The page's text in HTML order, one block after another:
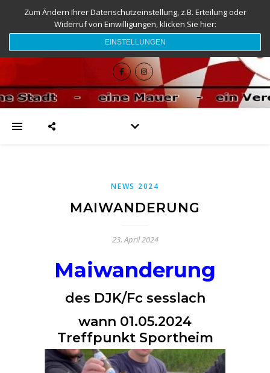
djk-fc-sesslach.de
NEWS 2024
MAIWANDERUNG
23. April 2024
Maiwanderung
des DJK/Fc sesslach
wann 01.05.2024
Treffpunkt Sportheim
Zum Ändern Ihrer Datenschutzeinstellung, z.B. Erteilung oder
Widerruf von Einwilligungen, klicken Sie hier:
EINSTELLUNGEN